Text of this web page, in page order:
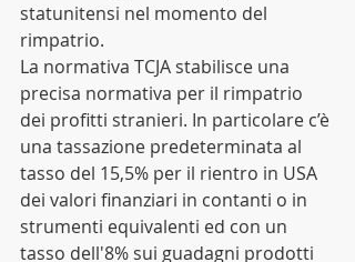
statunitensi nel momento del
rimpatrio.
La normativa TCJA stabilisce una
precisa normativa per il rimpatrio
dei profitti stranieri. In particolare c’è
una tassazione predeterminata al
tasso del 15,5% per il rientro in USA
dei valori finanziari in contanti o in
strumenti equivalenti ed con un
tasso dell'8% sui guadagni prodotti